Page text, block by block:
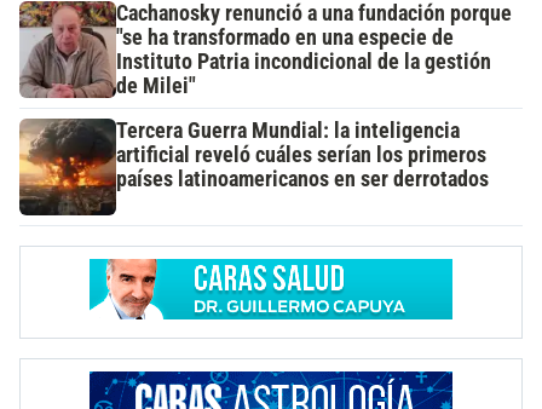
Cachanosky renunció a una fundación porque
"se ha transformado en una especie de
Instituto Patria incondicional de la gestión
de Milei"
Tercera Guerra Mundial: la inteligencia
artificial reveló cuáles serían los primeros
países latinoamericanos en ser derrotados